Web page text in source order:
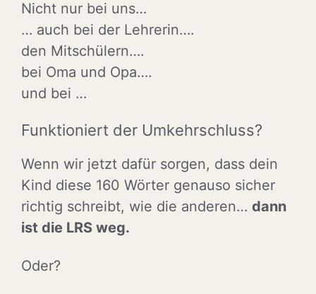
Nicht nur bei uns…
… auch bei der Lehrerin….
den Mitschülern….
bei Oma und Opa….
und bei …
Funktioniert der Umkehrschluss?
Wenn wir jetzt dafür sorgen, dass dein
Kind diese 160 Wörter genauso sicher
richtig schreibt, wie die anderen… dann
ist die LRS weg.
Oder?